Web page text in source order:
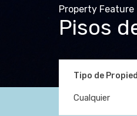
Property Feature
Pisos
Tipo de
Cualquier